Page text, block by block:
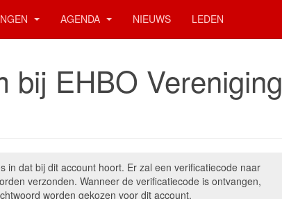
AGENDA NIEUWS LEDEN
bij EHBO Vereniging
in dat bij dit account hoort. Er zal een verificatiecode naar
verzonden. Wanneer de verificatiecode is ontvangen,
worden gekozen voor dit account.